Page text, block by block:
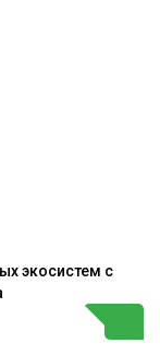
экосистем с